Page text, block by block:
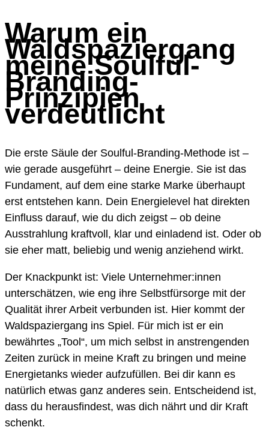
Warum ein
Waldspaziergang
meine Soulful-
Branding-
Prinzipien
verdeutlicht
Die erste Säule der Soulful-Branding-Methode ist –
wie gerade ausgeführt – deine Energie. Sie ist das
Fundament, auf dem eine starke Marke überhaupt
erst entstehen kann. Dein Energielevel hat direkten
Einfluss darauf, wie du dich zeigst – ob deine
Ausstrahlung kraftvoll, klar und einladend ist. Oder ob
sie eher matt, beliebig und wenig anziehend wirkt.
Der Knackpunkt ist: Viele Unternehmer:innen
unterschätzen, wie eng ihre Selbstfürsorge mit der
Qualität ihrer Arbeit verbunden ist. Hier kommt der
Waldspaziergang ins Spiel. Für mich ist er ein
bewährtes „Tool“, um mich selbst in anstrengenden
Zeiten zurück in meine Kraft zu bringen und meine
Energietanks wieder aufzufüllen. Bei dir kann es
natürlich etwas ganz anderes sein. Entscheidend ist,
dass du herausfindest, was dich nährt und dir Kraft
schenkt.